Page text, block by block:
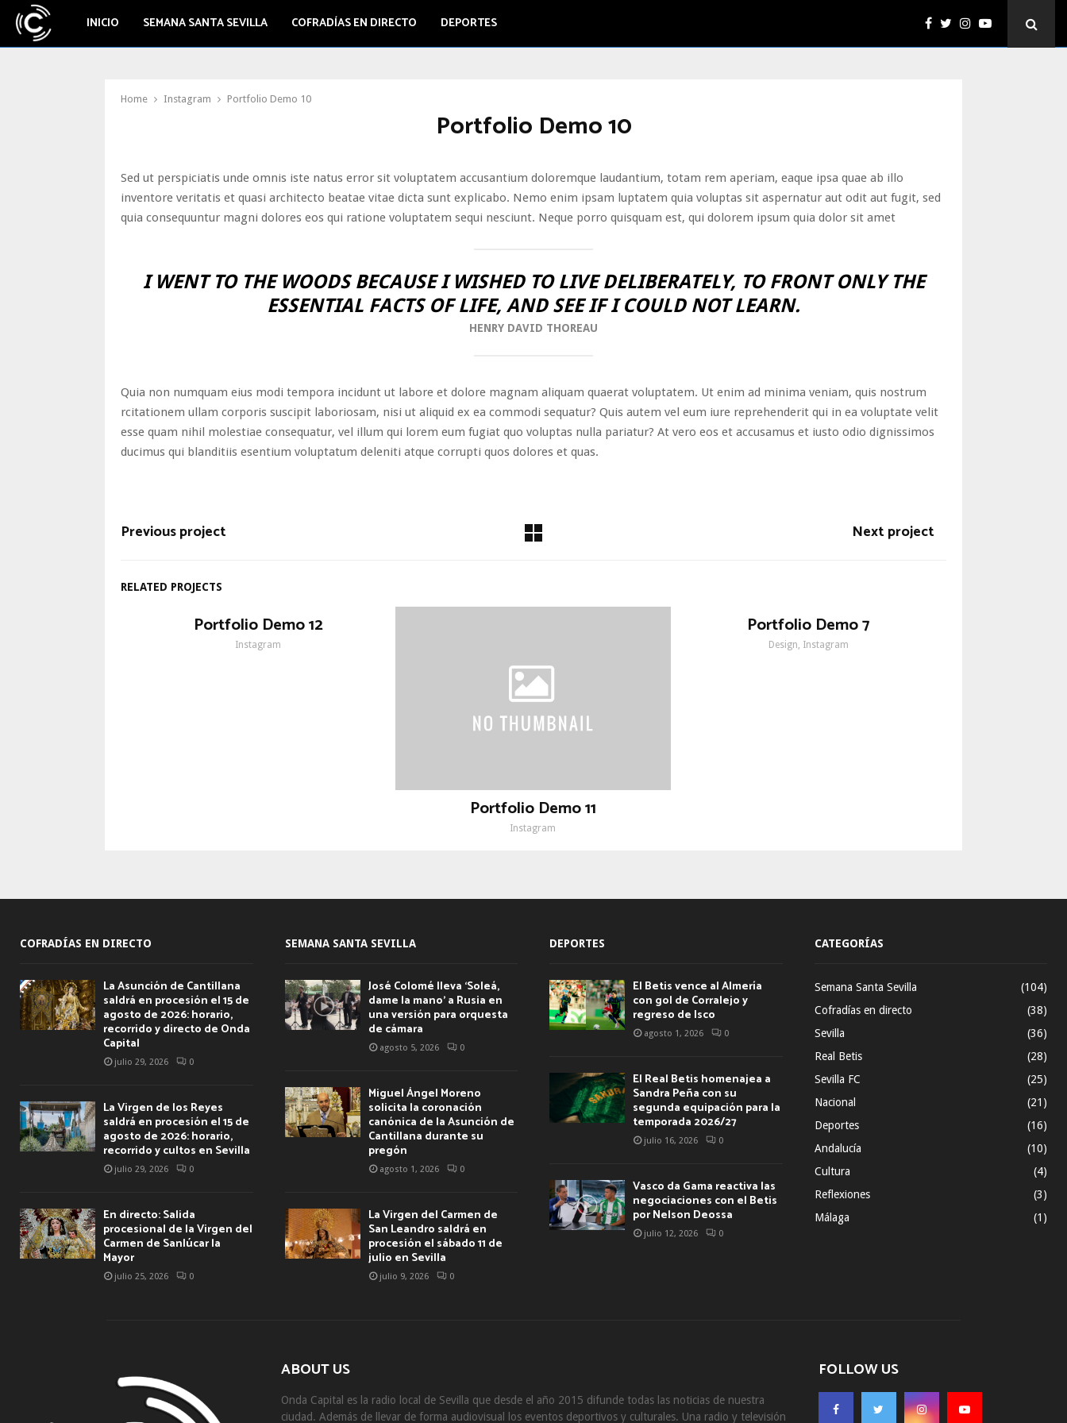
INICIO SEMANA SANTA SEVILLA COFRADÍAS EN DIRECTO DEPORTES
Home Instagram Portfolio Demo 10
Portfolio Demo 10
Sed ut perspiciatis unde omnis iste natus error sit voluptatem accusantium doloremque laudantium, totam rem aperiam, eaque ipsa quae ab illo
inventore veritatis et quasi architecto beatae vitae dicta sunt explicabo. Nemo enim ipsam luptatem quia voluptas sit aspernatur aut odit aut fugit, sed
quia consequuntur magni dolores eos qui ratione voluptatem sequi nesciunt. Neque porro quisquam est, qui dolorem ipsum quia dolor sit amet
I WENT TO THE WOODS BECAUSE I WISHED TO LIVE DELIBERATELY, TO FRONT ONLY THE
ESSENTIAL FACTS OF LIFE, AND SEE IF I COULD NOT LEARN.
HENRY DAVID THOREAU
Quia non numquam eius modi tempora incidunt ut labore et dolore magnam aliquam quaerat voluptatem. Ut enim ad minima veniam, quis nostrum
rcitationem ullam corporis suscipit laboriosam, nisi ut aliquid ex ea commodi sequatur? Quis autem vel eum iure reprehenderit qui in ea voluptate velit
esse quam nihil molestiae consequatur, vel illum qui lorem eum fugiat quo voluptas nulla pariatur? At vero eos et accusamus et iusto odio dignissimos
ducimus qui blanditiis esentium voluptatum deleniti atque corrupti quos dolores et quas.
Previous project Next project
RELATED PROJECTS
Portfolio Demo 12
Instagram
Portfolio Demo 11
Instagram
Portfolio Demo 7
Design, Instagram
COFRADÍAS EN DIRECTO
La Asunción de Cantillana
saldrá en procesión el 15 de
agosto de 2026: horario,
recorrido y directo de Onda
Capital
julio 29, 2026 0
La Virgen de los Reyes
saldrá en procesión el 15 de
agosto de 2026: horario,
recorrido y cultos en Sevilla
julio 29, 2026 0
En directo: Salida
procesional de la Virgen del
Carmen de Sanlúcar la
Mayor
julio 25, 2026 0
SEMANA SANTA SEVILLA
José Colomé lleva ‘Soleá,
dame la mano’ a Rusia en
una versión para orquesta
de cámara
agosto 5, 2026 0
Miguel Ángel Moreno
solicita la coronación
canónica de la Asunción de
Cantillana durante su
pregón
agosto 1, 2026 0
La Virgen del Carmen de
San Leandro saldrá en
procesión el sábado 11 de
julio en Sevilla
julio 9, 2026 0
DEPORTES
El Betis vence al Almería
con gol de Corralejo y
regreso de Isco
agosto 1, 2026 0
El Real Betis homenajea a
Sandra Peña con su
segunda equipación para la
temporada 2026/27
julio 16, 2026 0
Vasco da Gama reactiva las
negociaciones con el Betis
por Nelson Deossa
julio 12, 2026 0
CATEGORÍAS
Semana Santa Sevilla
(104)
Cofradías en directo
(38)
Sevilla
(36)
Real Betis
(28)
Sevilla FC
(25)
Nacional
(21)
Deportes
(16)
Andalucía
(10)
Cultura
(4)
Reflexiones
(3)
Málaga
(1)
ABOUT US
Onda Capital es la radio local de Sevilla que desde el año 2015 difunde todas las noticias de nuestra
ciudad. Además de llevar de forma audiovisual los eventos deportivos y culturales. Una radio y televisión
FOLLOW US